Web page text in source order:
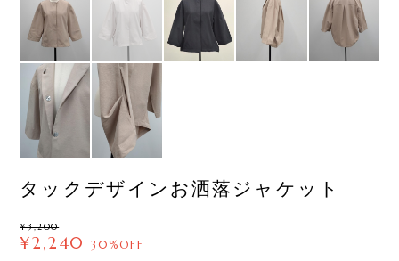
タックデザインお洒落ジャケット
¥3,200
¥2,240 30%OFF